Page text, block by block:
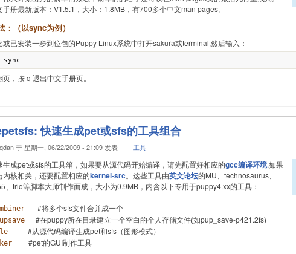
手册最新版本：V1.5.1，大小：1.8MB，有700多个中文man pages。
：（以sync为例）
或已安装一步到位包的Puppy Linux系统中打开sakura或terminal,然后输入：
，按 q 退出中文手册页。
快速生成pet或sfs的工具组合
于 星期一, 06/22/2009 - 21:09 发表 工具
生成pet或sfs的工具箱，如果要从源代码开始编译，请先配置好相应的gcc编译环境,如果
内核相关，还要配置相应的kernel-src。这些工具由英文论坛的MU、technosaurus、
、trio等脚本大师制作而成，大小为0.9MB，内含以下专用于puppy4.xx的工具：
#将多个sfs文件合并成一个
#在puppy所在目录建立一个空白的个人存储文件(如pup_save-p421.2fs)
#从源代码编译生成pet和sfs（图形模式）
#pet的GUI制作工具